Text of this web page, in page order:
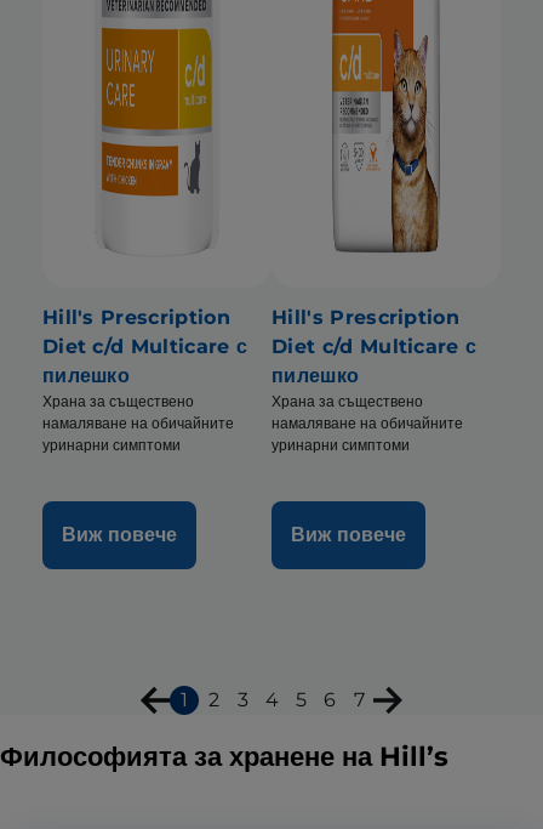
Hill's Prescription
Diet c/d Multicare с
пилешко
Храна за съществено
намаляване на обичайните
уринарни симптоми
Виж повече
Hill's Prescription
Diet c/d Multicare с
пилешко
Храна за съществено
намаляване на обичайните
уринарни симптоми
Виж повече
1 2 3 4 5 6 7
Философията за хранене на Hill’s